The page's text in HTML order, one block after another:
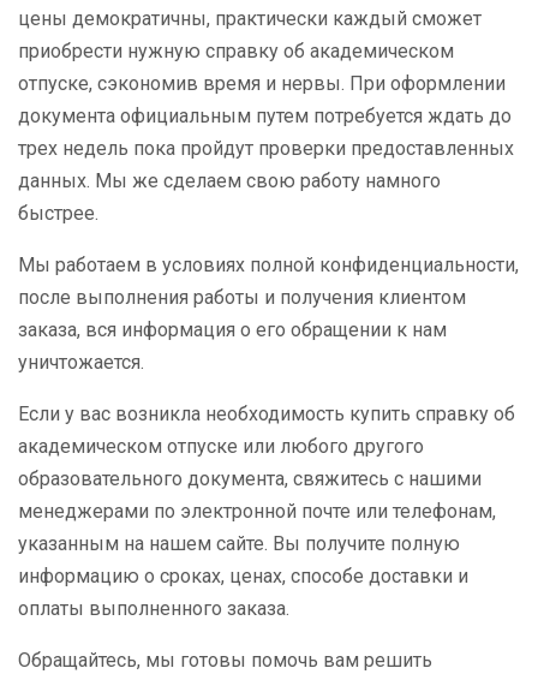
цены демократичны, практически каждый сможет
приобрести нужную справку об академическом
отпуске, сэкономив время и нервы. При оформлении
документа официальным путем потребуется ждать до
трех недель пока пройдут проверки предоставленных
данных. Мы же сделаем свою работу намного
быстрее.
Мы работаем в условиях полной конфиденциальности,
после выполнения работы и получения клиентом
заказа, вся информация о его обращении к нам
уничтожается.
Если у вас возникла необходимость купить справку об
академическом отпуске или любого другого
образовательного документа, свяжитесь с нашими
менеджерами по электронной почте или телефонам,
указанным на нашем сайте. Вы получите полную
информацию о сроках, ценах, способе доставки и
оплаты выполненного заказа.
Обращайтесь, мы готовы помочь вам решить